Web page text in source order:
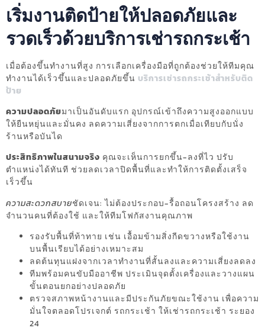
เริ่มงานติดป้ายให้ปลอดภัยและ
รวดเร็วด้วยบริการเช่ารถกระเช้า
เมื่อต้องขึ้นทำงานที่สูง การเลือกเครื่องมือที่ถูกต้องช่วยให้ทีมคุณ
ทำงานได้เร็วขึ้นและปลอดภัยขึ้น บริการเช่ารถกระเช้าสำหรับติด
ป้าย
ความปลอดภัยมาเป็นอันดับแรก อุปกรณ์เข้าถึงความสูงออกแบบ
ให้ยืนหยุ่นและมั่นคง ลดความเสี่ยงจากการตกเมื่อเทียบกับนั่ง
ร้านหรือบันได
ประสิทธิภาพในสนามจริง คุณจะเห็นการยกขึ้น-ลงที่ไว ปรับ
ตำแหน่งได้ทันที ช่วยลดเวลาปิดพื้นที่และทำให้การติดตั้งเสร็จ
เร็วขึ้น
ความสะดวกสบายชัดเจน: ไม่ต้องประกอบ-รื้อถอนโครงสร้าง ลด
จำนวนคนที่ต้องใช้ และให้ทีมโฟกัสงานคุณภาพ
รองรับพื้นที่ท้าทาย เช่น เอื้อมข้ามสิ่งกีดขวางหรือใช้งาน
บนพื้นเรียบได้อย่างเหมาะสม
ลดต้นทุนแฝงจากเวลาทำงานที่สั้นลงและความเสี่ยงลดลง
ทีมพร้อมคนขับมืออาชีพ ประเมินจุดตั้งเครื่องและวางแผน
ขั้นตอนยกอย่างปลอดภัย
ตรวจสภาพหน้างานและมีประกันภัยขณะใช้งาน เพื่อความ
มั่นใจตลอดโปรเจกต์ รถกระเช้า ให้เช่ารถกระเช้า ระยอง
24